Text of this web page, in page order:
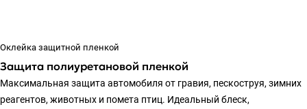
Оклейка защитной пленкой
Защита полиуретановой пленкой
Максимальная защита автомобиля от гравия, пескоструя, зимних
реагентов, животных и помета птиц. Идеальный блеск,